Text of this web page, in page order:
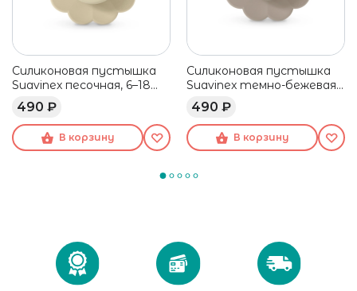
Силиконовая пустышка
Suavinex песочная, 6–18
мес
490 ₽
В корзину
Силиконовая пустышка
Suavinex темно-бежевая,
6–18 мес
490 ₽
В корзину